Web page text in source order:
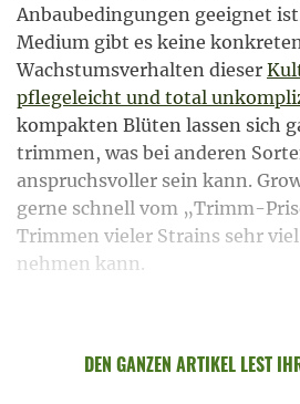
Anbaubedingungen geeignet
Medium gibt es keine
Wachstumsverhalten dieser
pflegeleicht und total
kompakten Blüten lassen sich
trimmen, was bei anderen
anspruchsvoller sein kann.
gerne schnell vom „Trimm-
Trimmen vieler Strains sehr
nehmen kann.
DEN GANZEN ARTIKEL LEST